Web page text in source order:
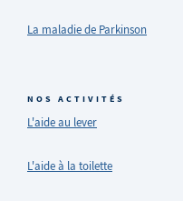
La maladie de Parkinson
NOS ACTIVITÉS
L'aide au lever
L'aide à la toilette